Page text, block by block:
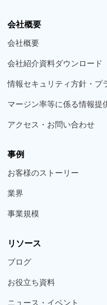
会社概要
会社概要
会社紹介資料ダウンロード
情報セキュリティ方針・プ
マージン率等に係る情報提
アクセス・お問い合わせ
事例
お客様のストーリー
業界
事業規模
リソース
ブログ
お役立ち資料
ニュース・ イベント